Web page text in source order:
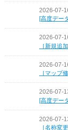
2026-07-
[高度デー
2026-07-
［新規追
2026-07-
［マップ
2026-07-
[高度デー
2026-07-
［名称変